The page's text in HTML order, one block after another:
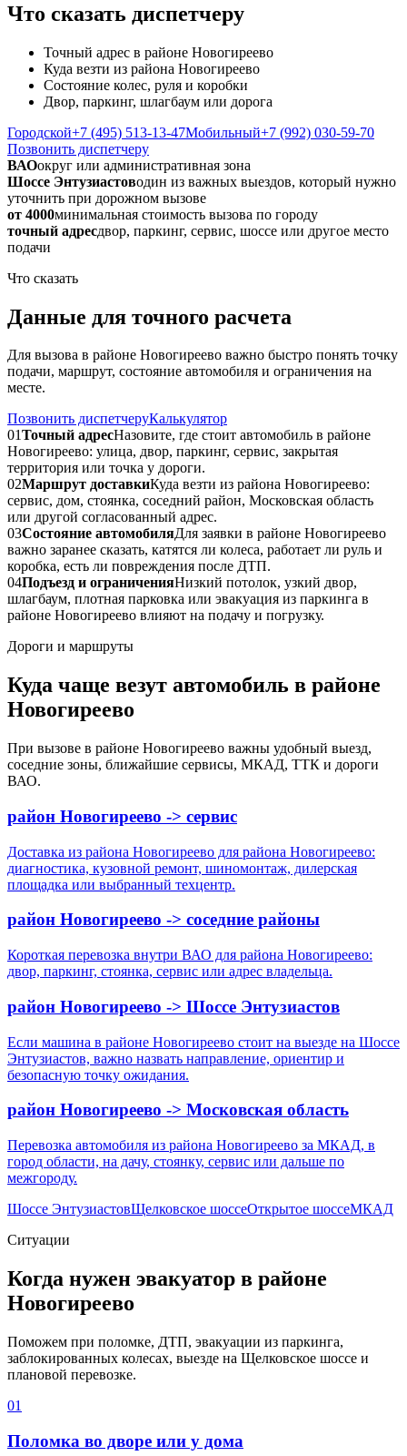
Что сказать диспетчеру
Точный адрес в районе Новогиреево
Куда везти из района Новогиреево
Состояние колес, руля и коробки
Двор, паркинг, шлагбаум или дорога
Городской+7 (495) 513-13-47Мобильный+7 (992) 030-59-70
Позвонить диспетчеру
ВАОокруг или административная зона
Шоссе Энтузиастоводин из важных выездов, который нужно
уточнить при дорожном вызове
от 4000минимальная стоимость вызова по городу
точный адресдвор, паркинг, сервис, шоссе или другое место
подачи
Что сказать
Данные для точного расчета
Для вызова в районе Новогиреево важно быстро понять точку
подачи, маршрут, состояние автомобиля и ограничения на
месте.
Позвонить диспетчеруКалькулятор
01Точный адресНазовите, где стоит автомобиль в районе
Новогиреево: улица, двор, паркинг, сервис, закрытая
территория или точка у дороги.
02Маршрут доставкиКуда везти из района Новогиреево:
сервис, дом, стоянка, соседний район, Московская область
или другой согласованный адрес.
03Состояние автомобиляДля заявки в районе Новогиреево
важно заранее сказать, катятся ли колеса, работает ли руль и
коробка, есть ли повреждения после ДТП.
04Подъезд и ограниченияНизкий потолок, узкий двор,
шлагбаум, плотная парковка или эвакуация из паркинга в
районе Новогиреево влияют на подачу и погрузку.
Дороги и маршруты
Куда чаще везут автомобиль в районе
Новогиреево
При вызове в районе Новогиреево важны удобный выезд,
соседние зоны, ближайшие сервисы, МКАД, ТТК и дороги
ВАО.
район Новогиреево -> сервис
Доставка из района Новогиреево для района Новогиреево:
диагностика, кузовной ремонт, шиномонтаж, дилерская
площадка или выбранный техцентр.
район Новогиреево -> соседние районы
Короткая перевозка внутри ВАО для района Новогиреево:
двор, паркинг, стоянка, сервис или адрес владельца.
район Новогиреево -> Шоссе Энтузиастов
Если машина в районе Новогиреево стоит на выезде на Шоссе
Энтузиастов, важно назвать направление, ориентир и
безопасную точку ожидания.
район Новогиреево -> Московская область
Перевозка автомобиля из района Новогиреево за МКАД, в
город области, на дачу, стоянку, сервис или дальше по
межгороду.
Шоссе ЭнтузиастовЩелковское шоссеОткрытое шоссеМКАД
Ситуации
Когда нужен эвакуатор в районе
Новогиреево
Поможем при поломке, ДТП, эвакуации из паркинга,
заблокированных колесах, выезде на Щелковское шоссе и
плановой перевозке.
01
Поломка во дворе или у дома